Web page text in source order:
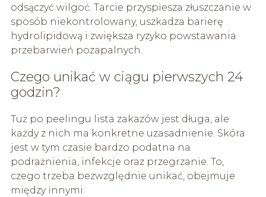
odsączyć wilgoć. Tarcie przyspiesza złuszczanie w
sposób niekontrolowany, uszkadza barierę
hydrolipidową i zwiększa ryzyko powstawania
przebarwień pozapalnych.
Czego unikać w ciągu pierwszych 24
godzin?
Tuż po peelingu lista zakazów jest długa, ale
każdy z nich ma konkretne uzasadnienie. Skóra
jest w tym czasie bardzo podatna na
podrażnienia, infekcje oraz przegrzanie. To,
czego trzeba bezwzględnie unikać, obejmuje
między innymi: